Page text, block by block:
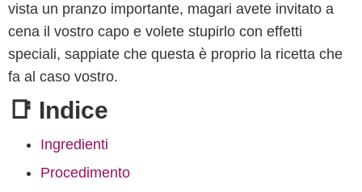
vista un pranzo importante, magari avete invitato a
cena il vostro capo e volete stupirlo con effetti
speciali, sappiate che questa è proprio la ricetta che
fa al caso vostro.
📑 Indice
Ingredienti
Procedimento